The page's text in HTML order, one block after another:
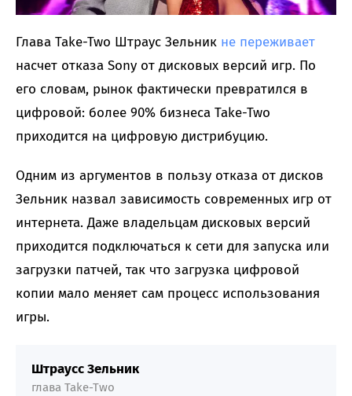
Глава Take-Two Штраус Зельник не переживает
насчет отказа Sony от дисковых версий игр. По
его словам, рынок фактически превратился в
цифровой: более 90% бизнеса Take-Two
приходится на цифровую дистрибуцию.
Одним из аргументов в пользу отказа от дисков
Зельник назвал зависимость современных игр от
интернета. Даже владельцам дисковых версий
приходится подключаться к сети для запуска или
загрузки патчей, так что загрузка цифровой
копии мало меняет сам процесс использования
игры.
Штраусс Зельник
глава Take-Two